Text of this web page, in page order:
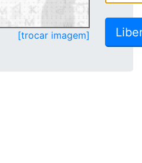
[trocar imagem]